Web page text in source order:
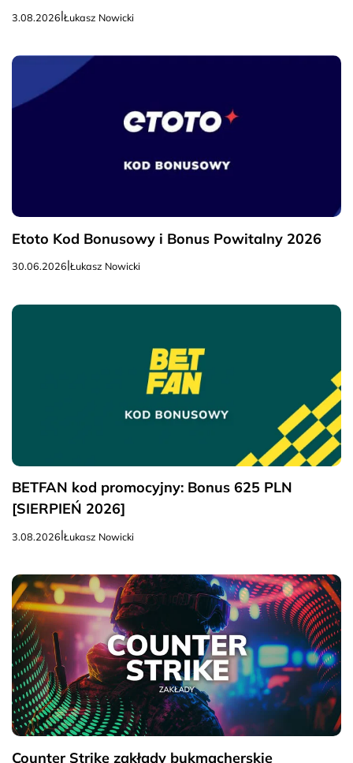
3.08.2026|Łukasz Nowicki
Etoto Kod Bonusowy i Bonus Powitalny 2026
30.06.2026|Łukasz Nowicki
BETFAN kod promocyjny: Bonus 625 PLN
[SIERPIEŃ 2026]
3.08.2026|Łukasz Nowicki
Counter Strike zakłady bukmacherskie